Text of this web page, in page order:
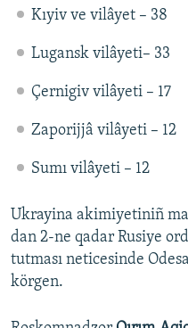
Kıyiv ve vilâyet – 38
Lugansk vilâyeti– 33
Çernigiv vilâyeti – 17
Zaporijjâ vilâyeti – 12
Sumı vilâyeti – 12
Ukrayina akimiyetiniñ
dan 2-ne qadar Rusiye
tutması neticesinde
körgen.